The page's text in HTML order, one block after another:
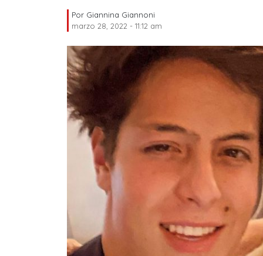
Por Giannina Giannoni
marzo 28, 2022 - 11:12 am